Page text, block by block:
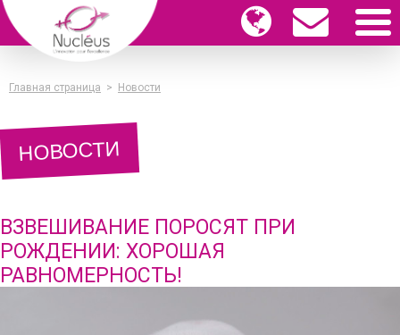
Главная страница > Новости
НОВОСТИ
ВЗВЕШИВАНИЕ ПОРОСЯТ ПРИ
РОЖДЕНИИ: ХОРОШАЯ
РАВНОМЕРНОСТЬ!